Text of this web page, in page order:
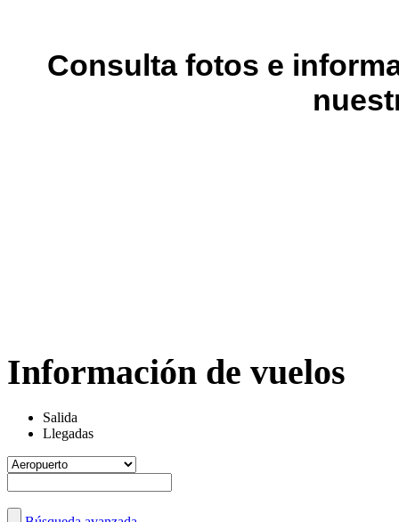
Consulta fotos e
Información de vuelos
Salida
Llegadas